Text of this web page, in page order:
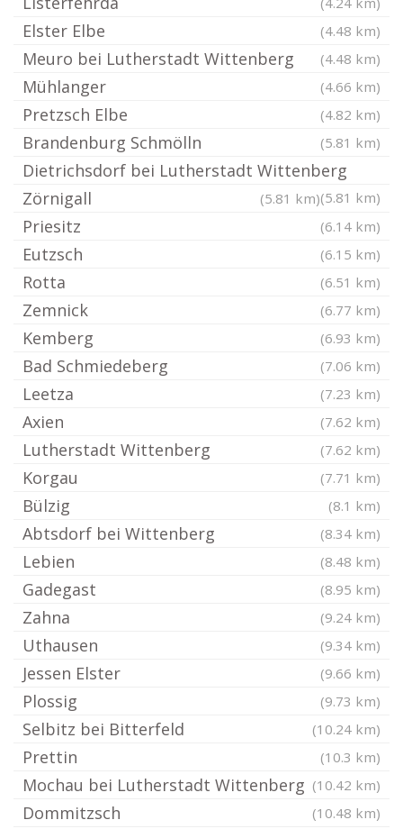
Elster Elbe (4.48 km)
Meuro bei Lutherstadt Wittenberg (4.48 km)
Mühlanger (4.66 km)
Pretzsch Elbe (4.82 km)
Brandenburg Schmölln (5.81 km)
Dietrichsdorf bei Lutherstadt Wittenberg
(5.81 km)
Zörnigall (5.81 km)
Priesitz (6.14 km)
Eutzsch (6.15 km)
Rotta (6.51 km)
Zemnick (6.77 km)
Kemberg (6.93 km)
Bad Schmiedeberg (7.06 km)
Leetza (7.23 km)
Axien (7.62 km)
Lutherstadt Wittenberg (7.62 km)
Korgau (7.71 km)
Bülzig (8.1 km)
Abtsdorf bei Wittenberg (8.34 km)
Lebien (8.48 km)
Gadegast (8.95 km)
Zahna (9.24 km)
Uthausen (9.34 km)
Jessen Elster (9.66 km)
Plossig (9.73 km)
Selbitz bei Bitterfeld (10.24 km)
Prettin (10.3 km)
Mochau bei Lutherstadt Wittenberg (10.42 km)
Dommitzsch (10.48 km)